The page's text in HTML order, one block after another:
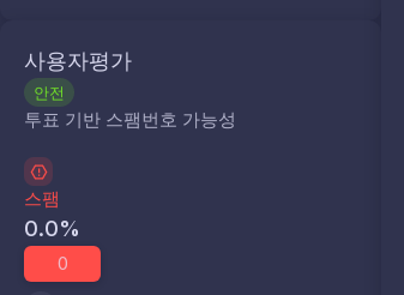
사용자평가
안전
투표 기반 스팸번호 가능성
스팸
0.0%
0